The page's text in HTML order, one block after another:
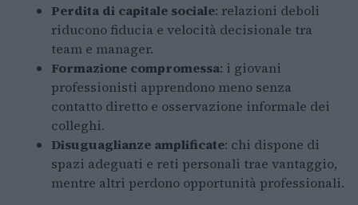
Perdita di capitale sociale: relazioni deboli
riducono fiducia e velocità decisionale tra
team e manager.
Formazione compromessa: i giovani
professionisti apprendono meno senza
contatto diretto e osservazione informale dei
colleghi.
Disuguaglianze amplificate: chi dispone di
spazi adeguati e reti personali trae vantaggio,
mentre altri perdono opportunità professionali.